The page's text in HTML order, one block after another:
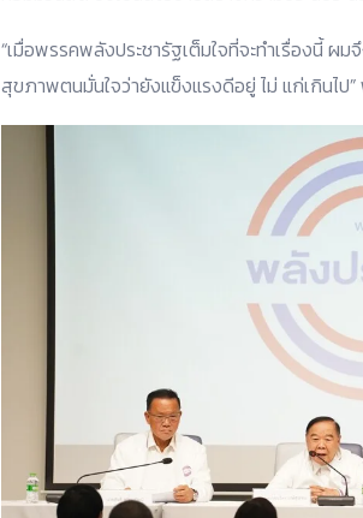
“เมื่อพรรคพลังประชารัฐเต็มใจที่จะทำเรื่องนี้ ผ
สุขภาพตนมั่นใจว่ายังแข็งแรงดีอยู่ ไม่ แก่เกินไป